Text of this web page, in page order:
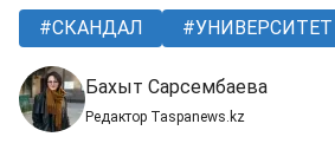
СКАНДАЛ УНИВЕРСИТЕТ
Бахыт Сарсембаева
Редактор Taspanews.kz